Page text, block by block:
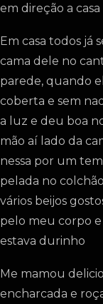
em direção a casa
Em casa todos já
cama dele no
parede, quando
coberta e sem
a luz e deu boa
mão aí lado da
nessa por um
pelada no
vários beijos
pelo meu corpo
estava durinho
Me mamou
encharcada e